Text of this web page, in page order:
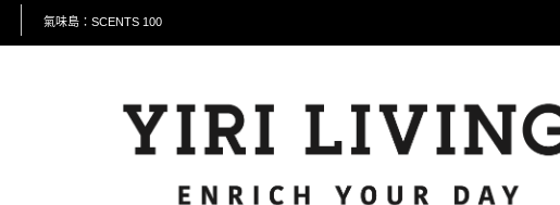
氣味島：SCENTS 100